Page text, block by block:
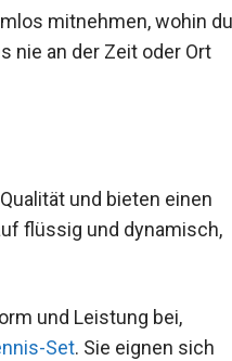
mitnehmen, wohin
es nie an der Zeit oder
und bieten einen
flüssig und dynamisch,
und Leistung bei,
Set. Sie eignen sich